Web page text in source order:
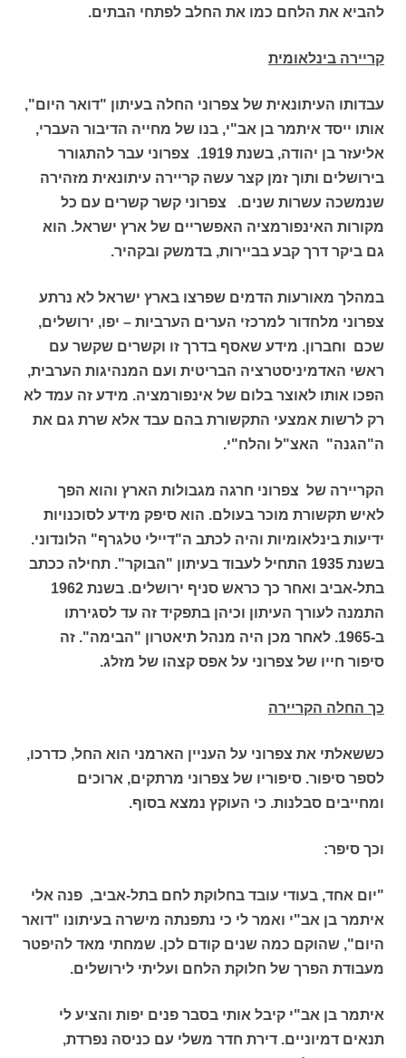
להביא את הלחם כמו את החלב לפתחי הבתים.
קריירה בינלאומית
עבדותו העיתונאית של צפרוני החלה בעיתון "דואר היום",
אותו ייסד איתמר בן אב"י, בנו של מחייה הדיבור העברי,
אליעזר בן יהודה, בשנת 1919. צפרוני עבר להתגורר
בירושלים ותוך זמן קצר עשה קריירה עיתונאית מזהירה
שנמשכה עשרות שנים. צפרוני קשר קשרים עם כל
מקורות האינפורמציה האפשריים של ארץ ישראל. הוא
גם ביקר דרך קבע בביירות, בדמשק ובקהיר.
במהלך מאורעות הדמים שפרצו בארץ ישראל לא נרתע
צפרוני מלחדור למרכזי הערים הערביות – יפו, ירושלים,
שכם וחברון. מידע שאסף בדרך זו וקשרים שקשר עם
ראשי האדמיניסטרציה הבריטית ועם המנהיגות הערבית,
הפכו אותו לאוצר בלום של אינפורמציה. מידע זה עמד לא
רק לרשות אמצעי התקשורת בהם עבד אלא שרת גם את
ה"הגנה" האצ"ל והלח"י.
הקריירה של צפרוני חרגה מגבולות הארץ והוא הפך
לאיש תקשורת מוכר בעולם. הוא סיפק מידע לסוכנויות
ידיעות בינלאומיות והיה לכתב ה"דיילי טלגרף" הלונדוני.
בשנת 1935 התחיל לעבוד בעיתון "הבוקר". תחילה ככתב
בתל-אביב ואחר כך כראש סניף ירושלים. בשנת 1962
התמנה לעורך העיתון וכיהן בתפקיד זה עד לסגירתו
ב-1965. לאחר מכן היה מנהל תיאטרון "הבימה". זה
סיפור חייו של צפרוני על אפס קצהו של מזלג.
כך החלה הקריירה
כששאלתי את צפרוני על העניין הארמני הוא החל, כדרכו,
לספר סיפור. סיפוריו של צפרוני מרתקים, ארוכים
ומחייבים סבלנות. כי העוקץ נמצא בסוף.
וכך סיפר:
"יום אחד, בעודי עובד בחלוקת לחם בתל-אביב, פנה אלי
איתמר בן אב"י ואמר לי כי נתפנתה מישרה בעיתונו "דואר
היום", שהוקם כמה שנים קודם לכן. שמחתי מאד להיפטר
מעבודת הפרך של חלוקת הלחם ועליתי לירושלים.
איתמר בן אב"י קיבל אותי בסבר פנים יפות והציע לי
תנאים דמיוניים. דירת חדר משלי עם כניסה נפרדת,